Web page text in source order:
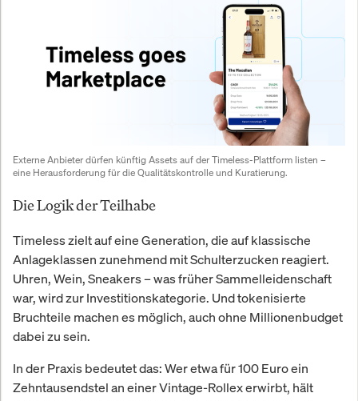
Externe Anbieter dürfen künftig Assets auf der Timeless-Plattform listen –
eine Herausforderung für die Qualitätskontrolle und Kuratierung.
Die Logik der Teilhabe
Timeless zielt auf eine Generation, die auf klassische
Anlageklassen zunehmend mit Schulterzucken reagiert.
Uhren, Wein, Sneakers – was früher Sammelleidenschaft
war, wird zur Investitionskategorie. Und tokenisierte
Bruchteile machen es möglich, auch ohne Millionenbudget
dabei zu sein.
In der Praxis bedeutet das: Wer etwa für 100 Euro ein
Zehntausendstel an einer Vintage-Rollex erwirbt, hält